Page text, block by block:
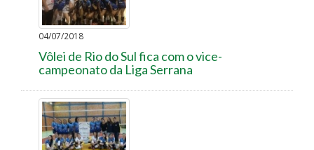
04/07/2018
Vôlei de Rio do Sul fica com o vice-
campeonato da Liga Serrana